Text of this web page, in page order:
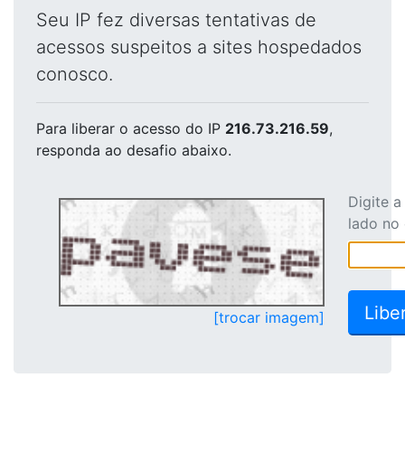
Seu IP fez diversas tentativas de
acessos suspeitos a sites hospedados
conosco.
Para liberar o acesso do IP 216.73.216.59,
responda ao desafio abaixo.
[trocar imagem]
Digite
lado no